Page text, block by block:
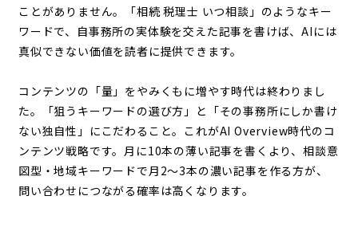
ことがありません。「相続 税理士 いつ相談」のようなキー
ワードで、自事務所の実体験を交えた記事を書けば、AIには
真似できない価値を読者に提供できます。
コンテンツの「量」をやみくもに増やす時代は終わりまし
た。「狙うキーワードの選び方」と「その事務所にしか書け
ない独自性」にこだわること。これがAI Overview時代のコ
ンテンツ戦略です。月に10本の薄い記事を書くより、相談意
図型・地域キーワードで月2〜3本の濃い記事を作る方が、
問い合わせにつながる確率は高くなります。